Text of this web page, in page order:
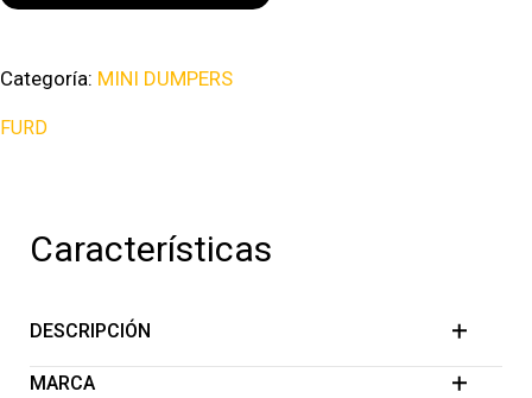
Categoría: MINI DUMPERS
FURD
Características
DESCRIPCIÓN
MARCA